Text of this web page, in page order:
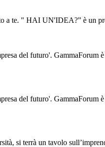
a te. " HAI UN'IDEA?” è un
del futuro'. GammaForum
del futuro'. GammaForum
si terrà un tavolo